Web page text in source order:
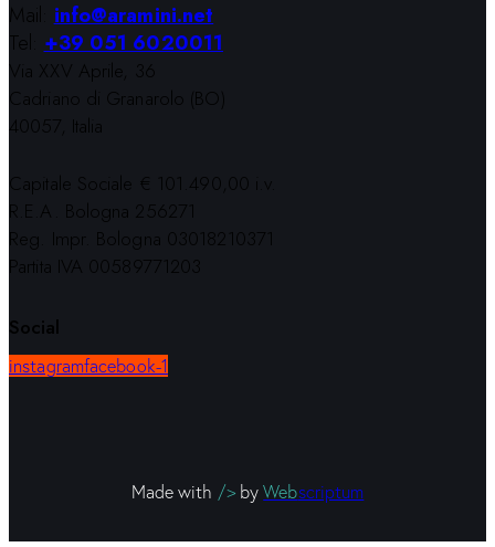
Mail:info@aramini.net
Tel:+39 051 6020011
Via XXV Aprile, 36
Cadriano di Granarolo (BO)
40057, Italia
Capitale Sociale € 101.490,00 i.v.
R.E.A. Bologna 256271
Reg. Impr. Bologna 03018210371
Partita IVA 00589771203
Social
instagramfacebook-1
Made with />byWebscriptum